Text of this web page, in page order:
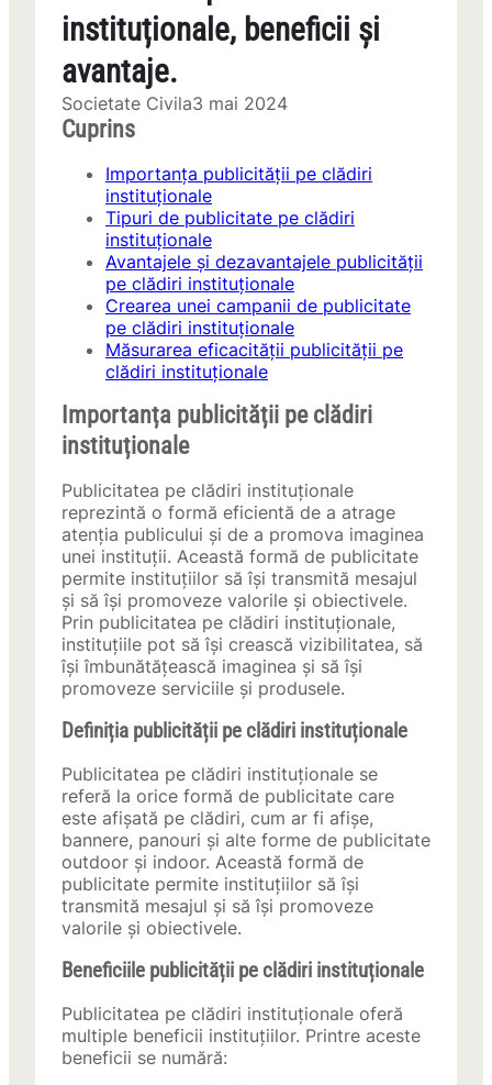
instituționale, beneficii și
avantaje.
Societate Civila3 mai 2024
Cuprins
Importanța publicității pe clădiri
instituționale
Tipuri de publicitate pe clădiri
instituționale
Avantajele și dezavantajele publicității
pe clădiri instituționale
Crearea unei campanii de publicitate
pe clădiri instituționale
Măsurarea eficacității publicității pe
clădiri instituționale
Importanța publicității pe clădiri
instituționale
Publicitatea pe clădiri instituționale
reprezintă o formă eficientă de a atrage
atenția publicului și de a promova imaginea
unei instituții. Această formă de publicitate
permite instituțiilor să își transmită mesajul
și să își promoveze valorile și obiectivele.
Prin publicitatea pe clădiri instituționale,
instituțiile pot să își crească vizibilitatea, să
își îmbunătățească imaginea și să își
promoveze serviciile și produsele.
Definiția publicității pe clădiri instituționale
Publicitatea pe clădiri instituționale se
referă la orice formă de publicitate care
este afișată pe clădiri, cum ar fi afișe,
bannere, panouri și alte forme de publicitate
outdoor și indoor. Această formă de
publicitate permite instituțiilor să își
transmită mesajul și să își promoveze
valorile și obiectivele.
Beneficiile publicității pe clădiri instituționale
Publicitatea pe clădiri instituționale oferă
multiple beneficii instituțiilor. Printre aceste
beneficii se numără: